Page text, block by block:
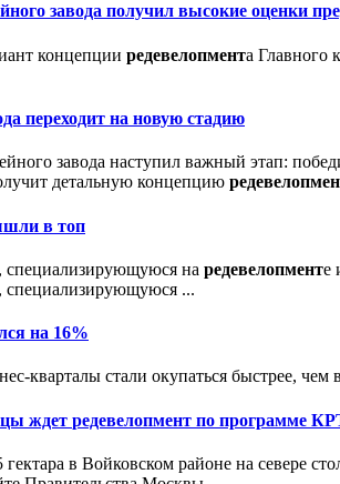
завода получил высокие оценки
концепции редевелопмента Главного
переходит на новую стадию
завода наступил важный этап:
детальную концепцию
в топ
специализирующуюся на редевелопменте
специализирующуюся ...
на 16%
кварталы стали окупаться быстрее,
ждет редевелопмент по программе
в Войковском районе на севере